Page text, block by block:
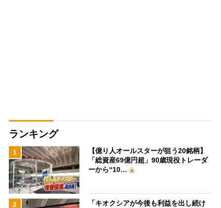
ランキング
1
【億り人オールスターが狙う20銘柄】
「総資産69億円超」90歳現役トレーダ
ーから“10…
2
「キオクシアが今後も利益を出し続け